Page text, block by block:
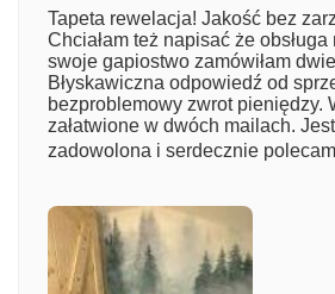
Numer zamówienia
Imię
Tapeta rewelacja! Jakość bez
Chciałam też napisać że
swoje gapiostwo zamówiłam
Błyskawiczna odpowiedź od
bezproblemowy zwrot pieniędzy.
załatwione w dwóch mailach.
zadowolona i serdecznie